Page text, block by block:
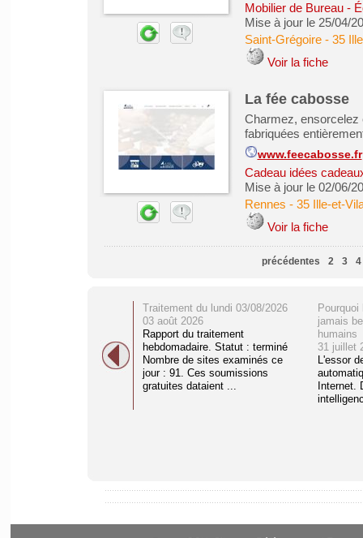
Mobilier de Bureau -
Mise à jour le 25/04/
Saint-Grégoire- 35
Voir la fiche
La fée cabosse
Charmez, ensorcelez
fabriquées
www.feecabosse.fr
Cadeau idées
Mise à jour le 02/06/
Rennes - 35 Ille-et-
Voir la fiche
précédentes 2 3 4
Traitement du lundi 03/08/2026
03 août 2026
Rapport du traitement
hebdomadaire. Statut : terminé
Nombre de sites examinés ce
jour : 91. Ces soumissions
gratuites dataient ...
jamais
humains
31 juillet
L'essor
Internet.